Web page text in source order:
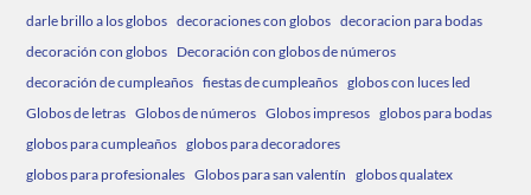
darle brillo a los globos decoraciones con globos decoracion para bodas
decoración con globos Decoración con globos de números
decoración de cumpleaños fiestas de cumpleaños globos con luces led
Globos de letras Globos de números Globos impresos globos para bodas
globos para cumpleaños globos para decoradores
globos para profesionales Globos para san valentín globos qualatex